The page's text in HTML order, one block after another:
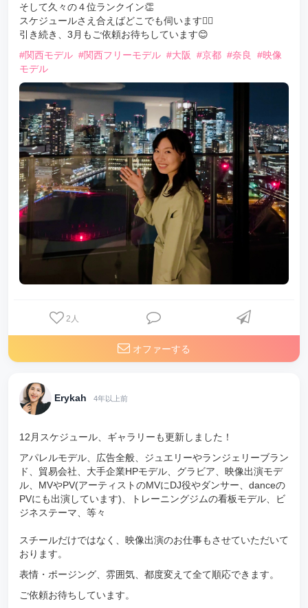
そして久々の４位ランクイン👏
スケジュールさえ合えばどこでも伺います🏃‍♀️
引き続き、3月もご依頼お待ちしています😊
#関西モデル #関西フリーモデル #大阪 #京都 #奈良
#映像
モデル
2 人
オファーする
Erykah 4年以上前
12月スケジュール、ギャラリーも更新しました！
アパレルモデル、広告全般、ジュエリーやランジェリーブラン
ド、貿易会社、大手企業HPモデル、グラビア、映像出演モデ
ル、MVやPV(アーティストのMVにDJ役やダンサー、danceの
PVにも出演しています)、トレーニングジムの看板モデル、ビ
ジネステーマ、等々
スチールだけではなく、映像出演のお仕事もさせていただいて
おります。
表情・ポージング、雰囲気、都度変えて全て順応できます。
ご依頼お待ちしています。